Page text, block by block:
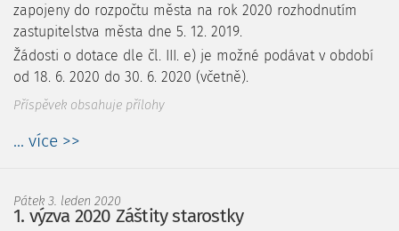
zapojeny do rozpočtu města na rok 2020 rozhodnutím
zastupitelstva města dne 5. 12. 2019.
Žádosti o dotace dle čl. III. e) je možné podávat v období
od 18. 6. 2020 do 30. 6. 2020 (včetně).
Příspěvek obsahuje přílohy
... více >>
Pátek 3. leden 2020
1. výzva 2020 Záštity starostky